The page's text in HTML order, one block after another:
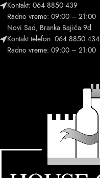
Kontakt: 064 8850 439
Radno vreme: 09:00 – 21:00
Novi Sad, Branka Bajića 9d
Kontakt telefon: 064 8850 434
Radno vreme: 09:00 – 21:00